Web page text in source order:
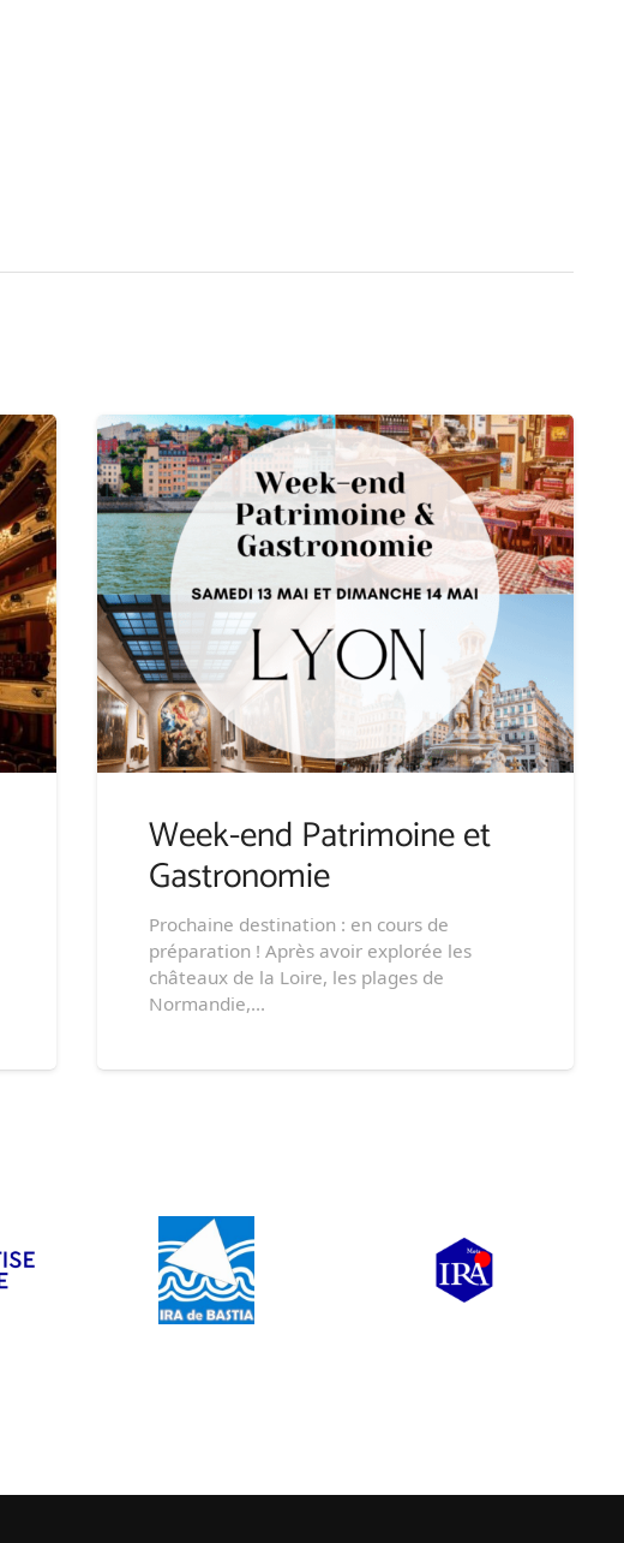
Week-end Patrimoine et
Gastronomie
Prochaine destination : en cours de
préparation ! Après avoir explorée les
châteaux de la Loire, les plages de
Normandie,…